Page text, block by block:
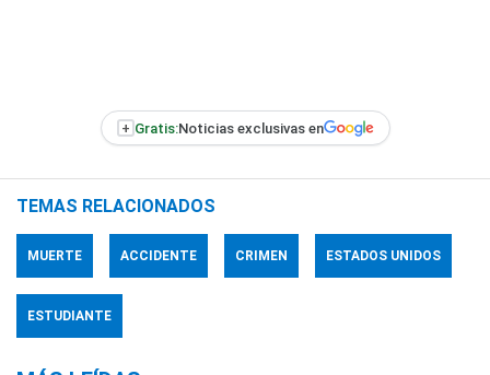
+ Gratis:Noticias exclusivas en
TEMAS RELACIONADOS
MUERTE ACCIDENTE CRIMEN ESTADOS UNIDOS
ESTUDIANTE